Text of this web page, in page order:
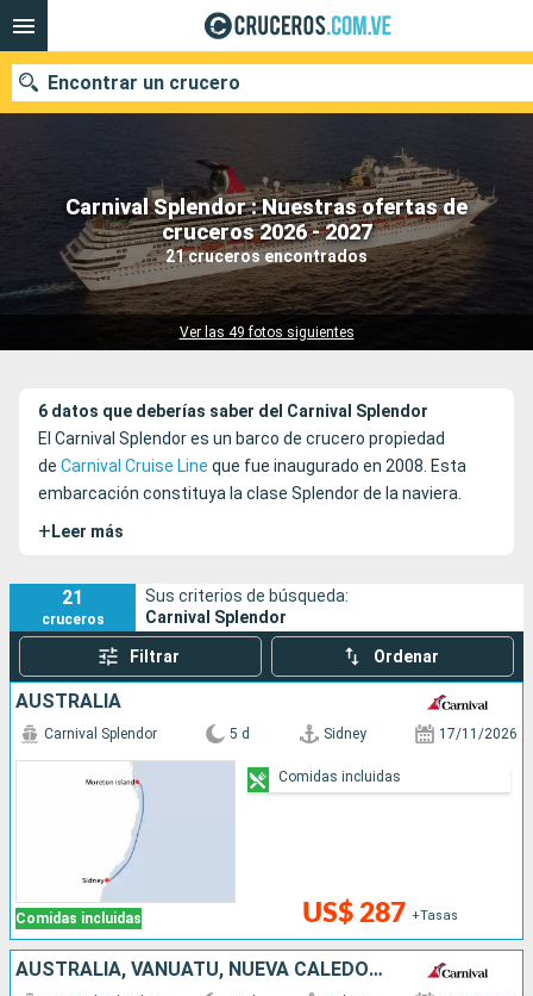
Carnival Splendor : Nuestras ofertas de
cruceros 2026 - 2027
21 cruceros encontrados
Ver las 49 fotos siguientes
Encontrar un crucero
Nuestros destinos
Fecha de salida
6 datos que deberías saber del Carnival Splendor
El Carnival Splendor es un barco de crucero propiedad
de Carnival Cruise Line que fue inaugurado en 2008. Esta
embarcación constituya la clase Splendor de la naviera.
+ Leer más
21
cruceros
Sus criterios de búsqueda:
Carnival Splendor
Filtrar Ordenar
AUSTRALIA
Comidas incluidas
Carnival Splendor 5 d Sidney 17/11/2026
US$ 287 +Tasas
Comidas incluidas
AUSTRALIA, VANUATU, NUEVA CALEDONIA